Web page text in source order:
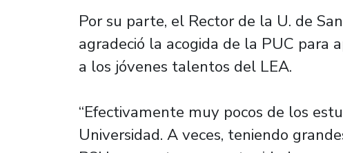
Por su parte, el Rector de la U. de
agradeció la acogida de la PUC para
a los jóvenes talentos del LEA.
“Efectivamente muy pocos de los
Universidad. A veces, teniendo